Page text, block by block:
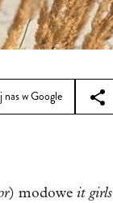
w Google
) modowe it girls